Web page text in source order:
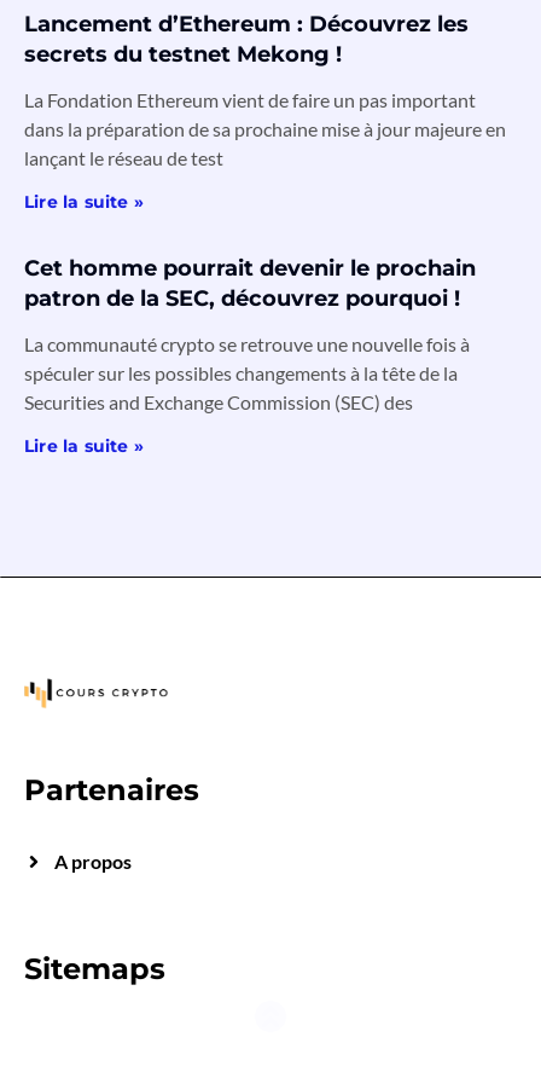
Lancement d’Ethereum : Découvrez les
secrets du testnet Mekong !
La Fondation Ethereum vient de faire un pas important
dans la préparation de sa prochaine mise à jour majeure en
lançant le réseau de test
Lire la suite »
Cet homme pourrait devenir le prochain
patron de la SEC, découvrez pourquoi !
La communauté crypto se retrouve une nouvelle fois à
spéculer sur les possibles changements à la tête de la
Securities and Exchange Commission (SEC) des
Lire la suite »
Partenaires
A propos
Sitemaps